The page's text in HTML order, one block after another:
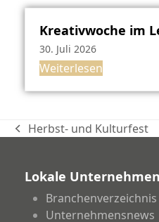
Kreativwoche im
30. Juli 2026
Weiterlesen
vorheriger
Herbst- und Kulturfest
Lokale Unternehmen
Branchenverzeichnis
Unternehmensnews